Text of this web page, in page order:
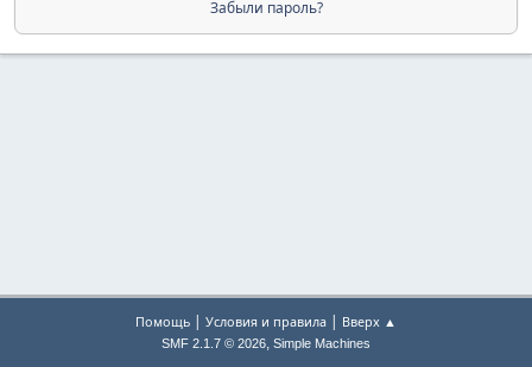
Забыли пароль?
Помощь | Условия и правила | Вверх ▲
SMF 2.1.7 © 2026, Simple Machines